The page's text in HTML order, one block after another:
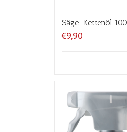
Säge-Kettenöl 100
€9,90